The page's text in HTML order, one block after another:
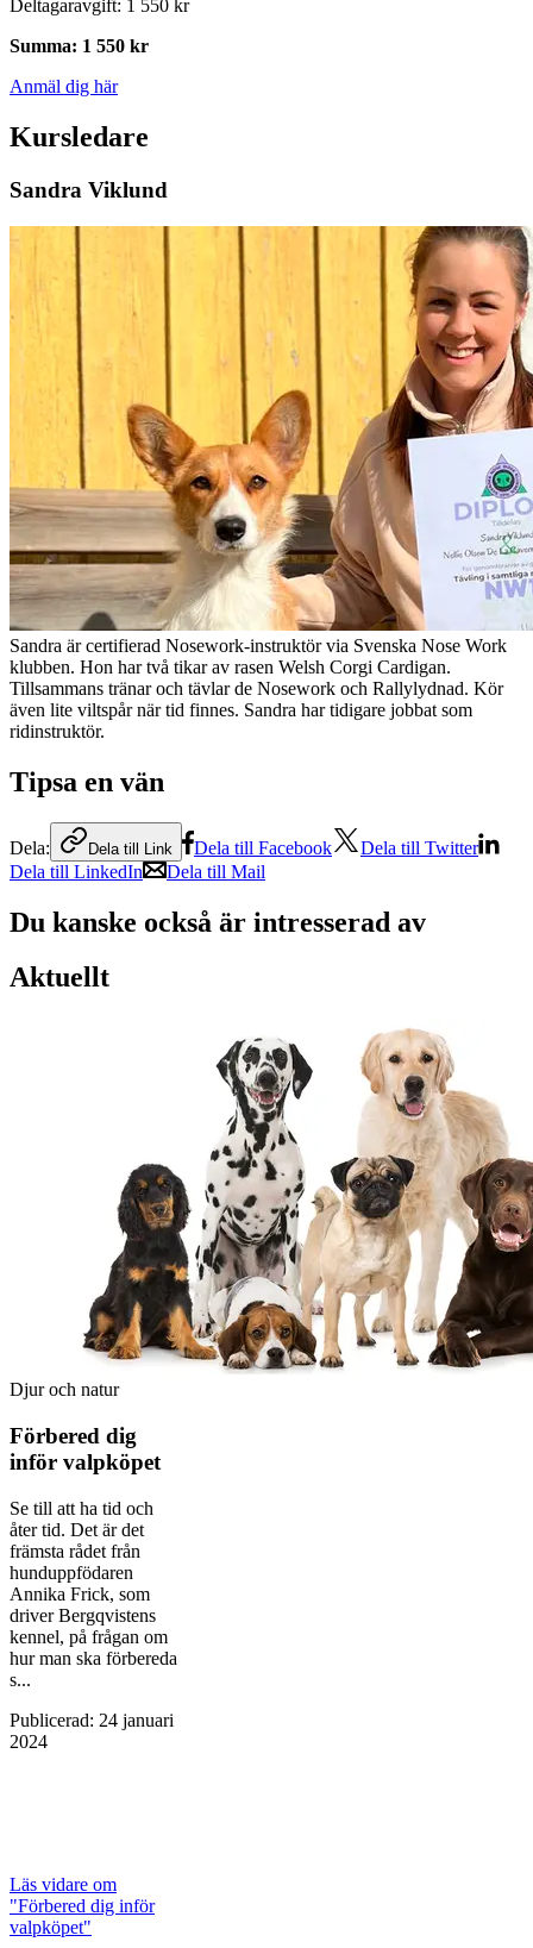
Deltagaravgift: 1 550 kr
Summa: 1 550 kr
Anmäl dig här
Kursledare
Sandra Viklund
Sandra är certifierad Nosework-instruktör via Svenska Nose Work
klubben. Hon har två tikar av rasen Welsh Corgi Cardigan.
Tillsammans tränar och tävlar de Nosework och Rallylydnad. Kör
även lite viltspår när tid finnes. Sandra har tidigare jobbat som
ridinstruktör.
Tipsa en vän
Dela: Dela till Link Dela till Facebook
Dela till Twitter
Dela till LinkedIn
Dela till Mail
Du kanske också är intresserad av
Aktuellt
Djur och natur
Förbered dig
inför valpköpet
Se till att ha tid och
åter tid. Det är det
främsta rådet från
hunduppfödaren
Annika Frick, som
driver Bergqvistens
kennel, på frågan om
hur man ska förbereda
s...
Publicerad: 24 januari
2024
Läs vidare om
"Förbered dig inför
valpköpet"